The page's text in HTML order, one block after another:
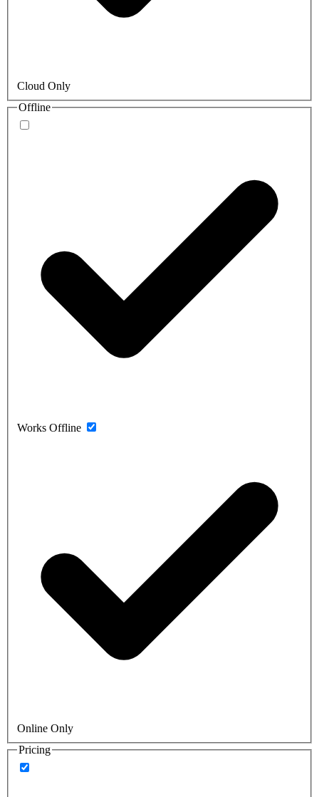
Cloud Only
Offline
Works Offline
Online Only
Pricing